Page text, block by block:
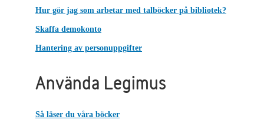
Hur gör jag som arbetar med talböcker på bibliotek?
Skaffa demokonto
Hantering av personuppgifter
Använda Legimus
Så läser du våra böcker